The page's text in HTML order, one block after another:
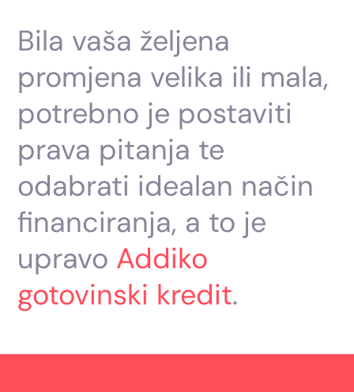
Bila vaša željena
promjena velika ili mala,
potrebno je postaviti
prava pitanja te
odabrati idealan način
financiranja, a to je
upravo Addiko
gotovinski kredit.